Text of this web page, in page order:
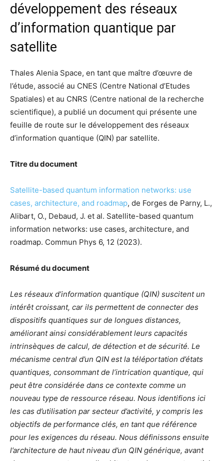
développement des réseaux
d’information quantique par
satellite
Thales Alenia Space, en tant que maître d’œuvre de
l’étude, associé au CNES (Centre National d’Etudes
Spatiales) et au CNRS (Centre national de la recherche
scientifique), a publié un document qui présente une
feuille de route sur le développement des réseaux
d’information quantique (QIN) par satellite.
Titre du document
Satellite-based quantum information networks: use
cases, architecture, and roadmap, de Forges de Parny, L.,
Alibart, O., Debaud, J. et al. Satellite-based quantum
information networks: use cases, architecture, and
roadmap. Commun Phys 6, 12 (2023).
Résumé du document
Les réseaux d’information quantique (QIN) suscitent un
intérêt croissant, car ils permettent de connecter des
dispositifs quantiques sur de longues distances,
améliorant ainsi considérablement leurs capacités
intrinsèques de calcul, de détection et de sécurité. Le
mécanisme central d’un QIN est la téléportation d’états
quantiques, consommant de l’intrication quantique, qui
peut être considérée dans ce contexte comme un
nouveau type de ressource réseau. Nous identifions ici
les cas d’utilisation par secteur d’activité, y compris les
objectifs de performance clés, en tant que référence
pour les exigences du réseau. Nous définissons ensuite
l’architecture de haut niveau d’un QIN générique, avant